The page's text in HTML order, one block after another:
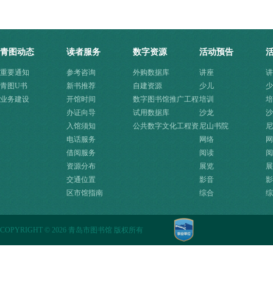
青图动态
重要通知
青图U书
业务建设
读者服务
参考咨询
新书推荐
开馆时间
办证向导
入馆须知
电话服务
借阅服务
资源分布
交通位置
区市馆指南
数字资源
外购数据库
自建资源
数字图书馆推广工程
资源
试用数据库
公共数字文化工程资
活动预告
讲座
少儿
培训
沙龙
尼山书院
网络
阅读
展览
影音
综合
COPYRIGHT © 2026 青岛市图书馆 版权所有